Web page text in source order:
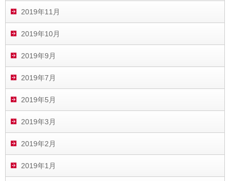
2019年11月
2019年10月
2019年9月
2019年7月
2019年5月
2019年3月
2019年2月
2019年1月